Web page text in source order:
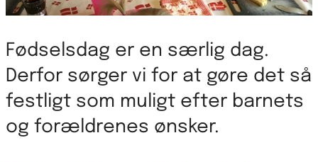
Fødselsdag er en særlig dag.
Derfor sørger vi for at gøre det så
festligt som muligt efter barnets
og forældrenes ønsker.